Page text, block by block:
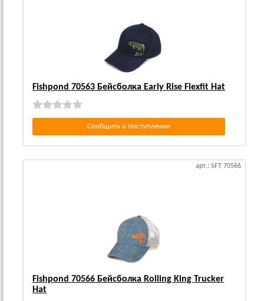
Fishpond 70563 Бейсболка Early Rise Flexfit Hat
Сообщить о поступлении
арт.: SFT 70566
Fishpond 70566 Бейсболка Rolling King Trucker
Hat